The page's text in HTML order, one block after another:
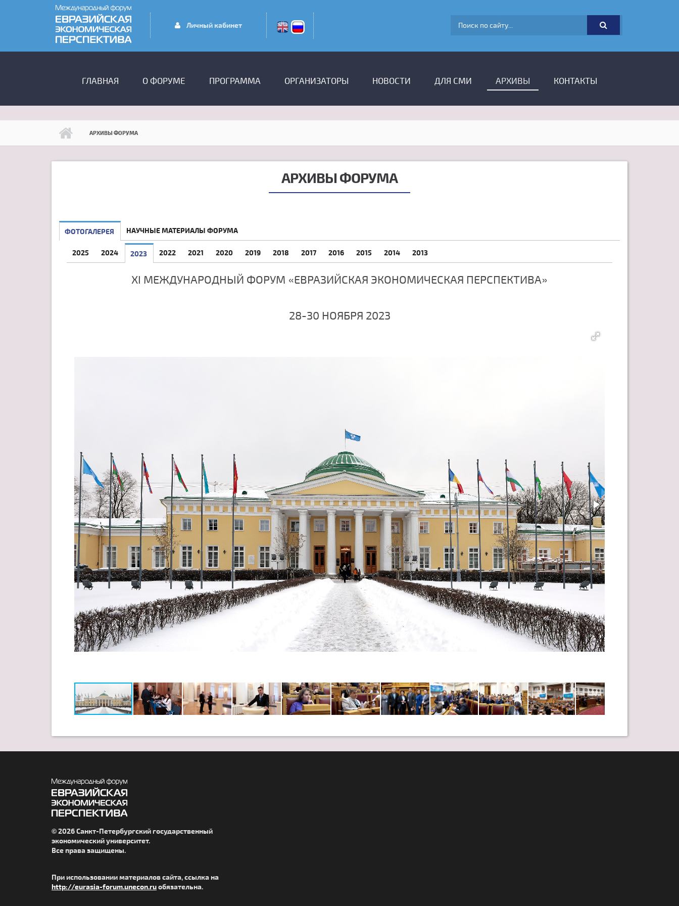
Перейти к основному содержанию
Личный кабинет ФОРМА ПОИСКА
ГЛАВНОЕ МЕНЮ
ГЛАВНАЯ О ФОРУМЕ ПРОГРАММА ОРГАНИЗАТОРЫ НОВОСТИ ДЛЯ СМИ АРХИВЫ КОНТАКТЫ
АРХИВЫ ФОРУМА
АРХИВЫ ФОРУМА
ФОТОГАЛЕРЕЯ НАУЧНЫЕ МАТЕРИАЛЫ ФОРУМА
2025 2024 2023 2022 2021 2020 2019 2018 2017 2016 2015 2014 2013
XI МЕЖДУНАРОДНЫЙ ФОРУМ «ЕВРАЗИЙСКАЯ ЭКОНОМИЧЕСКАЯ ПЕРСПЕКТИВА»
28-30 НОЯБРЯ 2023
© 2026 Санкт-Петербургский государственный
экономический университет.
Все права защищены.
При использовании материалов сайта, ссылка на
http://eurasia-forum.unecon.ruобязательна.